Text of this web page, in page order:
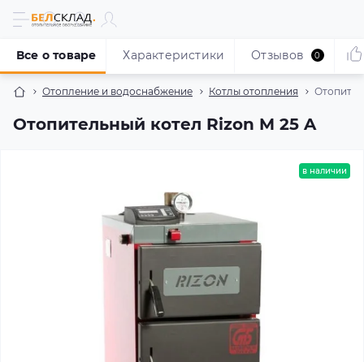
Отопление и водоснабжение Котлы отопления
Отопительный котел Rizon M 25 A
Все о товаре Характеристики Отзывов 0
в наличии